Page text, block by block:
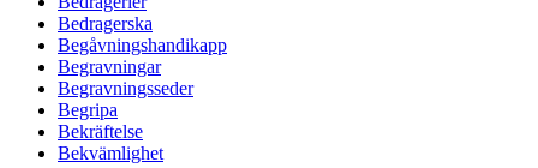
Bedragerska
Begåvningshandikapp
Begravningar
Begravningsseder
Begripa
Bekräftelse
Bekvämlighet